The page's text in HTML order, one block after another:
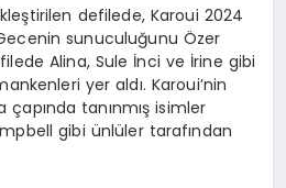
defilede, Karoui 2024
sunuculuğunu Özer
Alina, Sule İnci ve İrine gibi
yer aldı. Karoui’nin
çapında tanınmış isimler
gibi ünlüler tarafından